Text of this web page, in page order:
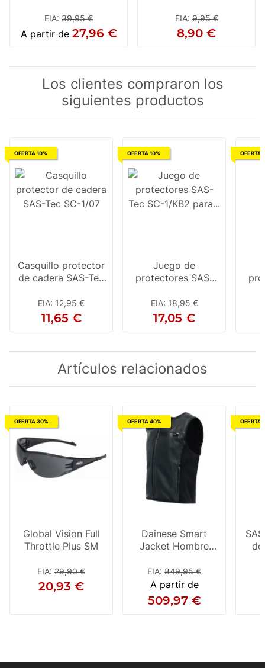
EIA: 39,95 €
A partir de 27,96 €
EIA:9,95 €
8,90 €
Los clientes compraron los
siguientes productos
OFERTA 10%
Casquillo protector
de cadera SAS-Tec
EIA: 12,95 €
11,65 €
OFERTA 10%
Juego de
protectores SAS-
codo/rodilla/cadera
(2 uds.) amarillo
EIA:18,95 €
17,05 €
OFERTA
Artículos relacionados
OFERTA 30%
Global Vision Full
Throttle Plus SM
EIA: 29,90 €
20,93 €
OFERTA 40%
Dainese Smart
Jacket Hombre
Cuero Negro
EIA: 849,95 €
A partir de
509,97 €
OFERTA